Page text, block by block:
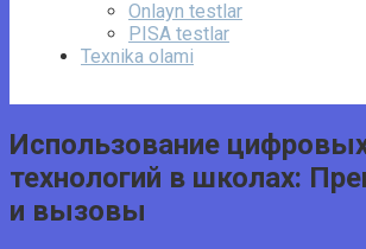
Onlayn testlar
PISA testlar
Texnika olami
Использование
технологий в школах:
и вызовы